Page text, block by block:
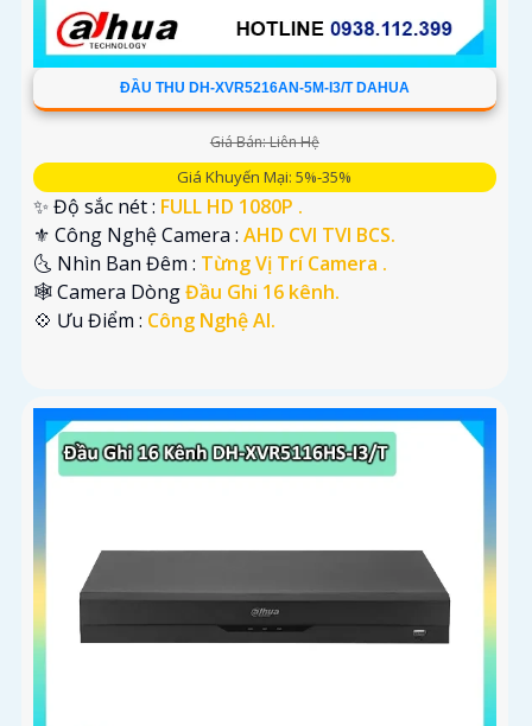
ĐẦU THU DH-XVR5216AN-5M-I3/T DAHUA
Giá Bán: Liên Hệ
Giá Khuyến Mại: 5%-35%
✨ Độ sắc nét : FULL HD 1080P .
⚜️ Công Nghệ Camera : AHD CVI TVI BCS.
🌜 Nhìn Ban Đêm : Từng Vị Trí Camera .
🕸️ Camera DòngĐầu Ghi 16 kênh.
️💠 Ưu Điểm : Công Nghệ AI.